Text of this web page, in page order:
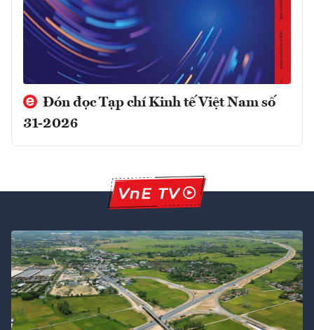
Đón đọc Tạp chí Kinh tế Việt Nam số
31-2026